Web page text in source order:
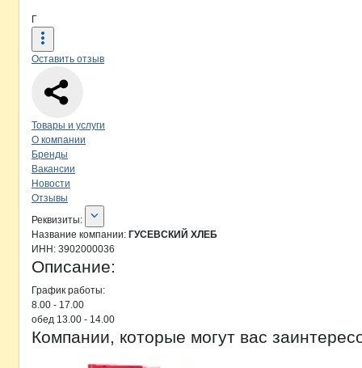
Г
Оставить отзыв
Навигация по странице
Товары и услуги
О компании
Бренды
Вакансии
Новости
Отзывы
О компании
Реквизиты
Реквизиты:
Название компании: ГУСЕВСКИЙ ХЛЕБ
ИНН: 3902000036
Описание:
График работы:
8.00 - 17.00
обед 13.00 - 14.00
Компании, которые могут вас